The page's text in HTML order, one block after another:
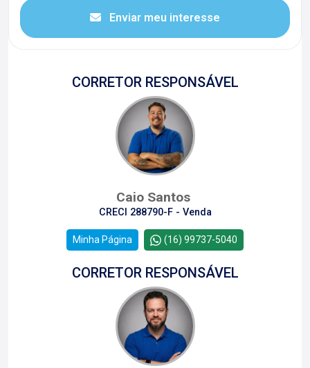
Enviar meu interesse
CORRETOR RESPONSÁVEL
Caio Santos
CRECI 288790-F - Venda
Minha Página (16) 99737-5040
CORRETOR RESPONSÁVEL